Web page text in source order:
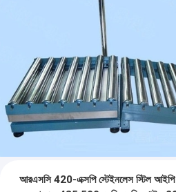
আরএসসি 420-এক্সপি স্টেইনলেস স্টিল আইপি